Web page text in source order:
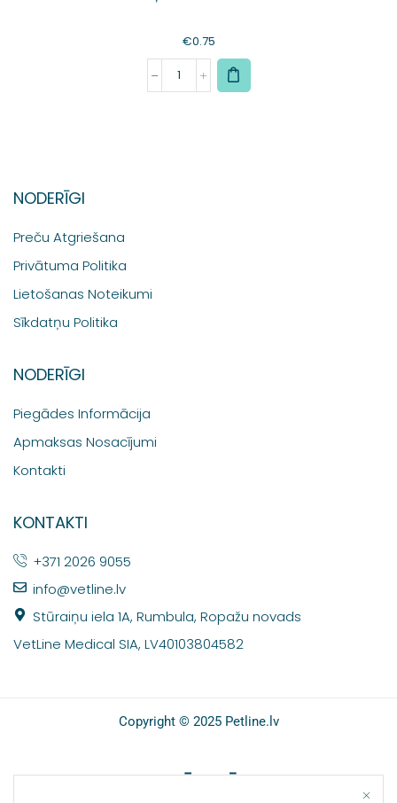
€0.75
NODERĪGI
Preču Atgriešana
Privātuma Politika
Lietošanas Noteikumi
Sīkdatņu Politika
NODERĪGI
Piegādes Informācija
Apmaksas Nosacījumi
Kontakti
KONTAKTI
+371 2026 9055
info@vetline.lv
Stūraiņu iela 1A, Rumbula, Ropažu novads
VetLine Medical SIA, LV40103804582
Copyright © 2025 Petline.lv
SOCIĀLIE TĪKLI